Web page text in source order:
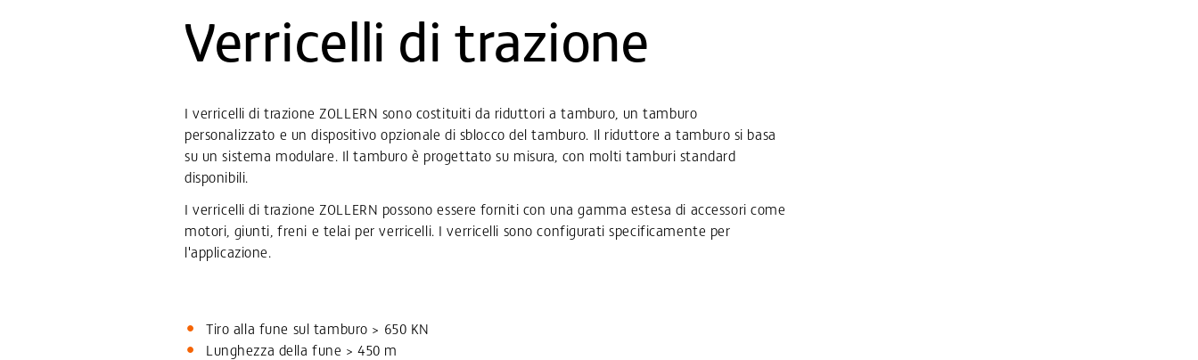
Verricelli di trazione
I verricelli di trazione ZOLLERN sono costituiti da riduttori a tamburo, un tamburo
personalizzato e un dispositivo opzionale di sblocco del tamburo. Il riduttore a tamburo si basa
su un sistema modulare. Il tamburo è progettato su misura, con molti tamburi standard
disponibili.
I verricelli di trazione ZOLLERN possono essere forniti con una gamma estesa di accessori come
motori, giunti, freni e telai per verricelli. I verricelli sono configurati specificamente per
l'applicazione.
Tiro alla fune sul tamburo > 650 KN
Lunghezza della fune > 450 m